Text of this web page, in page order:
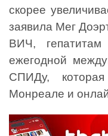
скорее
заявила Мег
ВИЧ,
ежегодной
СПИДу,
Монреале и